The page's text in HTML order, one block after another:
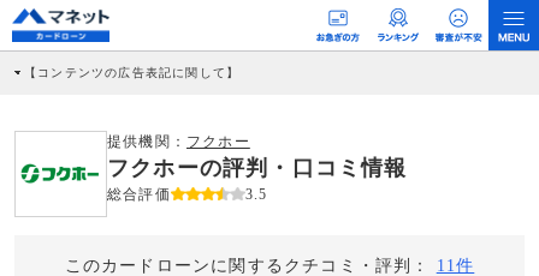
【コンテンツの広告表記に関して】
社に対して企業から紹介報酬が支払われるという収益モデルです。 ただし、特定の
商品を根拠なくPRするものではなく、当編集部の調査／ユーザーへの口コミ収集な
どに基づき、公平性を担保した情報提供を行っています。
>提携企業一覧
提供機関： フクホー
フクホーの評判・口コミ情報
総合評価 3.5
このカードローンに関するクチコミ・評判： 11件